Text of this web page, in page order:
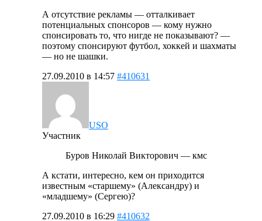
А отсутствие рекламы — отталкивает
потенциальных спонсоров — кому нужно
спонсировать то, что нигде не показывают? —
поэтому спонсируют футбол, хоккей и шахматы
— но не шашки.
27.09.2010 в 14:57 #410631
USO
Участник
Буров Николай Викторович — кмс
А кстати, интересно, кем он приходится
известным «старшему» (Александру) и
«младшему» (Сергею)?
27.09.2010 в 16:29 #410632